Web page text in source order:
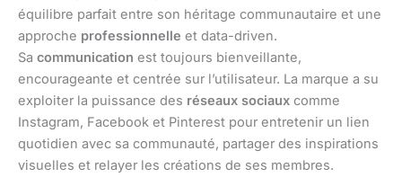
équilibre parfait entre son héritage communautaire et une
approche professionnelle et data-driven.
Sa communication est toujours bienveillante,
encourageante et centrée sur l’utilisateur. La marque a su
exploiter la puissance des réseaux sociaux comme
Instagram, Facebook et Pinterest pour entretenir un lien
quotidien avec sa communauté, partager des inspirations
visuelles et relayer les créations de ses membres.